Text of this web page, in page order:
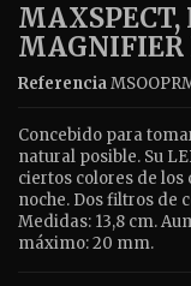
MAXSPECT,
MAGNIFIER
Referencia
Concebido para
natural posible. Su
ciertos colores de
noche. Dos filtros de
Medidas: 13,8 cm.
máximo: 20 mm.